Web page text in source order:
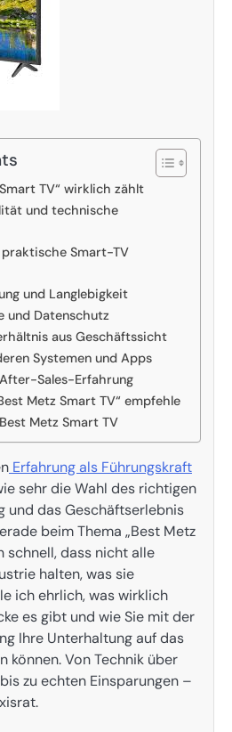
TV“ wirklich zählt
und technische
Smart-TV
und Langlebigkeit
und Datenschutz
aus Geschäftssicht
Systemen und Apps
Sales-Erfahrung
Metz Smart TV“ empfehle
Metz Smart TV
Erfahrung als Führungskraft
sehr die Wahl des richtigen
und das Geschäftserlebnis
beim Thema „Best Metz
schnell, dass nicht alle
halten, was sie
ich ehrlich, was wirklich
es gibt und wie Sie mit der
Ihre Unterhaltung auf das
können. Von Technik über
zu echten Einsparungen –